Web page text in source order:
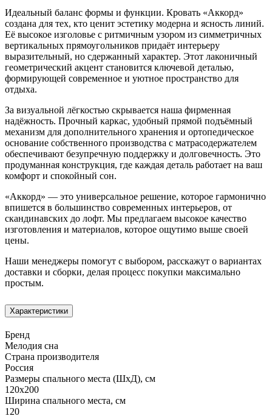
Идеальный баланс формы и функции. Кровать «Аккорд»
создана для тех, кто ценит эстетику модерна и ясность линий.
Её высокое изголовье с ритмичным узором из симметричных
вертикальных прямоугольников придаёт интерьеру
выразительный, но сдержанный характер. Этот лаконичный
геометрический акцент становится ключевой деталью,
формирующей современное и уютное пространство для
отдыха.
За визуальной лёгкостью скрывается наша фирменная
надёжность. Прочный каркас, удобный прямой подъёмный
механизм для дополнительного хранения и ортопедическое
основание собственного производства с матрасодержателем
обеспечивают безупречную поддержку и долговечность. Это
продуманная конструкция, где каждая деталь работает на ваш
комфорт и спокойный сон.
«Аккорд» — это универсальное решение, которое гармонично
впишется в большинство современных интерьеров, от
скандинавских до лофт. Мы предлагаем высокое качество
изготовления и материалов, которое ощутимо выше своей
цены.
Наши менеджеры помогут с выбором, расскажут о вариантах
доставки и сборки, делая процесс покупки максимально
простым.
Характеристики
Бренд
Мелодия сна
Страна производителя
Россия
Размеры спального места (ШхД), см
120х200
Ширина спального места, см
120